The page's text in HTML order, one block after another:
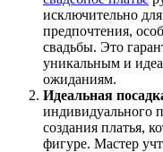
исключительно
предпочтения,
свадьбы. Это
уникальным и
ожиданиям.
Идеальная
индивидуального
создания платья,
фигуре. Мастер